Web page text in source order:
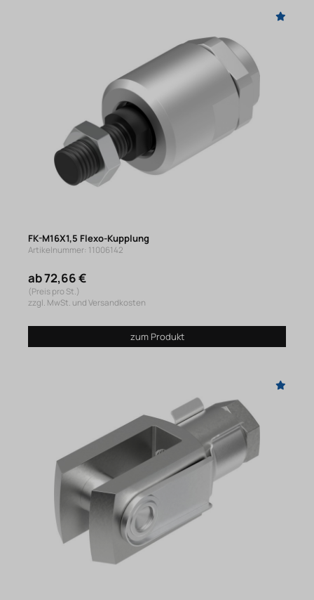
FK-M16X1,5 Flexo-Kupplung
Artikelnummer: 11006142
ab 72,66 €
(Preis pro St.)
zzgl. MwSt. und Versandkosten
zum Produkt